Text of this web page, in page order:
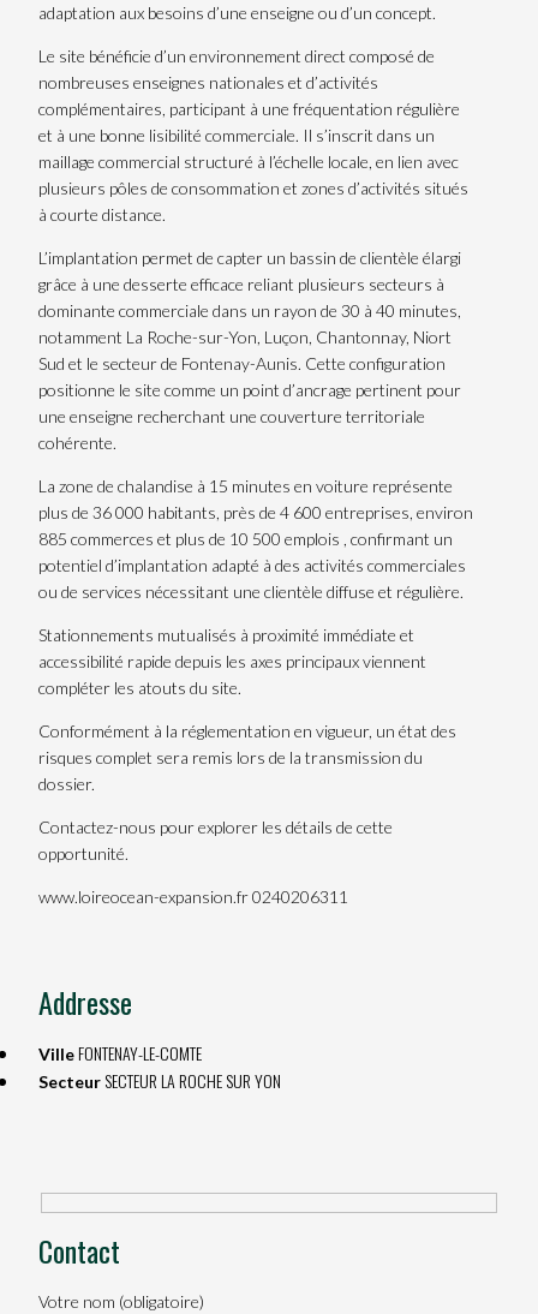
adaptation aux besoins d’une enseigne ou d’un concept.
Le site bénéficie d’un environnement direct composé de
nombreuses enseignes nationales et d’activités
complémentaires, participant à une fréquentation régulière
et à une bonne lisibilité commerciale. Il s’inscrit dans un
maillage commercial structuré à l’échelle locale, en lien avec
plusieurs pôles de consommation et zones d’activités situés
à courte distance.
L’implantation permet de capter un bassin de clientèle élargi
grâce à une desserte efficace reliant plusieurs secteurs à
dominante commerciale dans un rayon de 30 à 40 minutes,
notamment La Roche-sur-Yon, Luçon, Chantonnay, Niort
Sud et le secteur de Fontenay-Aunis. Cette configuration
positionne le site comme un point d’ancrage pertinent pour
une enseigne recherchant une couverture territoriale
cohérente.
La zone de chalandise à 15 minutes en voiture représente
plus de 36 000 habitants, près de 4 600 entreprises, environ
885 commerces et plus de 10 500 emplois , confirmant un
potentiel d’implantation adapté à des activités commerciales
ou de services nécessitant une clientèle diffuse et régulière.
Stationnements mutualisés à proximité immédiate et
accessibilité rapide depuis les axes principaux viennent
compléter les atouts du site.
Conformément à la réglementation en vigueur, un état des
risques complet sera remis lors de la transmission du
dossier.
Contactez-nous pour explorer les détails de cette
opportunité.
www.loireocean-expansion.fr 0240206311
Addresse
VilleFONTENAY-LE-COMTE
Secteur SECTEUR LA ROCHE SUR YON
Contact
Votre nom (obligatoire)